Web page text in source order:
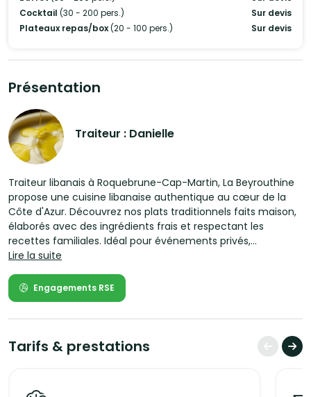
Cocktail (30 - 200 pers.)
Sur devis
Plateaux repas/box(20 - 100 pers.) Sur devis
Présentation
Traiteur : Danielle
Traiteur libanais à Roquebrune-Cap-Martin, La Beyrouthine
propose une cuisine libanaise authentique au cœur de la
Côte d'Azur. Découvrez nos plats traditionnels faits maison,
élaborés avec des ingrédients frais et respectant les
recettes familiales. Idéal pour événements privés,
professionnels ou repas à emporter, notre service offre une
où le goût du Liban rencontre une hospitalité incomparable.
Devis sur mesure et personnalisé.
Nos prestations incluent une live station de comptoir à
falafel préparé sous les yeux de vos convives, des buffets
cocktails dînatoires, ainsi que des formules sur mesure pour
Lire la suite
Engagements RSE
Tarifs & prestations